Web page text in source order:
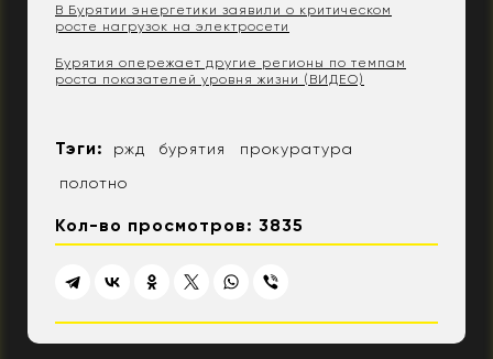
В Бурятии энергетики заявили о критическом
росте нагрузок на электросети
Бурятия опережает другие регионы по темпам
роста показателей уровня жизни (ВИДЕО)
Тэги: ржд бурятия
прокуратура
полотно
Кол-во просмотров: 3835